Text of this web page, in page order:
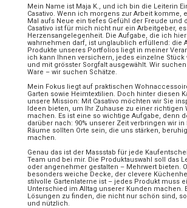
Mein Name ist Maja K., und ich bin die Leiterin
Casativo. Wenn ich morgens zur Arbeit komme,
Mal aufs Neue ein tiefes Gefühl der Freude und
Casativo ist für mich nicht nur ein Arbeitgeber,
Herzensangelegenheit. Die Aufgabe, die ich
wahrnehmen darf, ist unglaublich erfüllend: die
Produkte unseres Portfolios liegt in meiner
ich kann Ihnen versichern, jedes einzelne Stück
und mit grösster Sorgfalt ausgewählt. Wir
Ware – wir suchen Schätze.
Mein Fokus liegt auf praktischen
Garten sowie Heimtextilien. Doch hinter diesen
unsere Mission: Mit Casativo möchten wir Sie
Ideen bieten, um Ihr Zuhause zu einer richtigen
machen. Es ist eine so wichtige Aufgabe, denn
darüber nach: 90% unserer Zeit verbringen wir in
Räume sollten Orte sein, die uns stärken,
machen.
Genau das ist der Massstab für jede
Team und bei mir. Die Produktauswahl soll das
oder angenehmer gestalten – Mehrwert bieten.
besonders weiche Decke, der clevere
stilvolle Gartenlaterne ist – jedes Produkt muss
Unterschied im Alltag unserer Kunden machen.
Lösungen zu finden, die nicht nur schön sind,
und nützlich.